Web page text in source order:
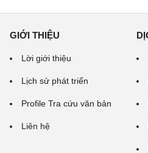
GIỚI THIỆU
Lời giới thiệu
Lịch sử phát triển
Profile Tra cứu văn bản
Liên hệ